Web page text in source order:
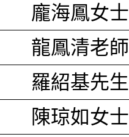
龐海鳳女士
龍鳳清老師
羅紹基先生
陳琼如女士